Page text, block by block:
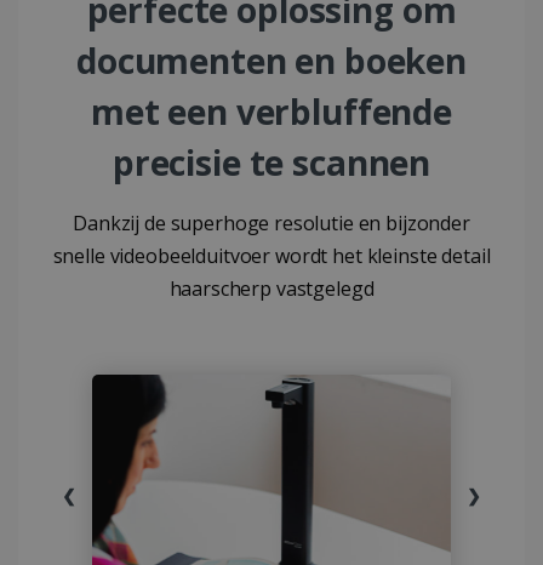
perfecte oplossing om
documenten en boeken
met een verbluffende
precisie te scannen
Dankzij de superhoge resolutie en bijzonder
snelle videobeelduitvoer wordt het kleinste detail
haarscherp vastgelegd
❮ ❯